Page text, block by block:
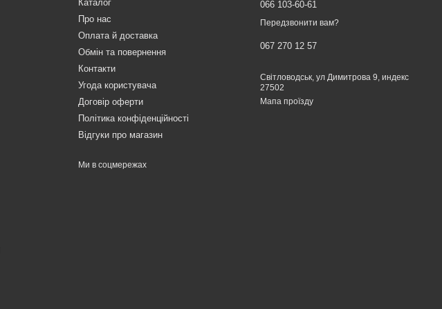
Каталог
Про нас
Оплата й доставка
Обмін та повернення
Контакти
Угода користувача
Договір оферти
Політика конфіденційності
Відгуки про магазин
Ми в соцмережах
066 103-60-61
Передзвонити вам?
067 270 12 57
Світловодськ, ул Димитрова 9, индекс
27502
Мапа проїзду